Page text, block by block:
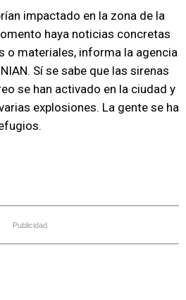
impactado en la zona de la
haya noticias concretas
o materiales, informa la agencia
Sí se sabe que las sirenas
se han activado en la ciudad y
explosiones. La gente se ha
Publicidad